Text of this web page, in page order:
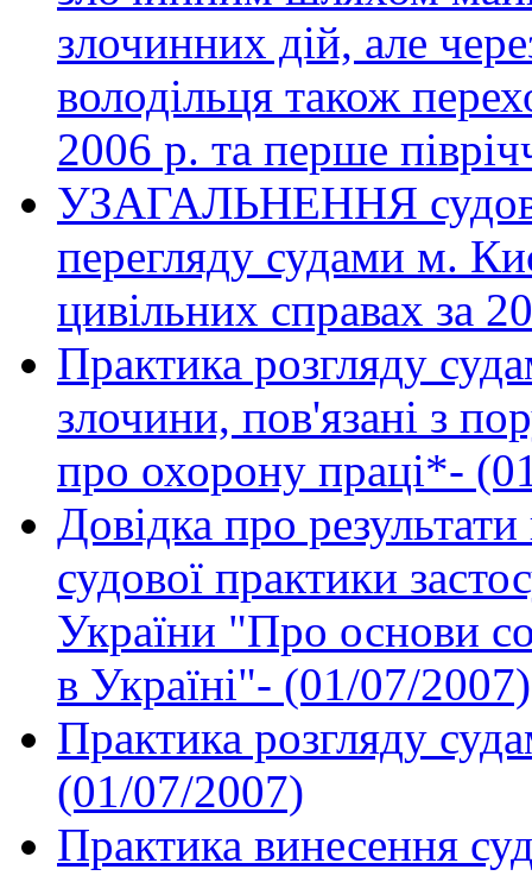
злочинних дій, але
володільця також
2006 р. та перше
УЗАГАЛЬНЕННЯ
перегляду судами м.
цивільних справах за
Практика розгляду
злочини, пов'язані з
про охорону праці*-
Довідка про
судової практики
України "Про основи
в Україні"- (01/07/2007)
Практика розгляду
(01/07/2007)
Практика винесення